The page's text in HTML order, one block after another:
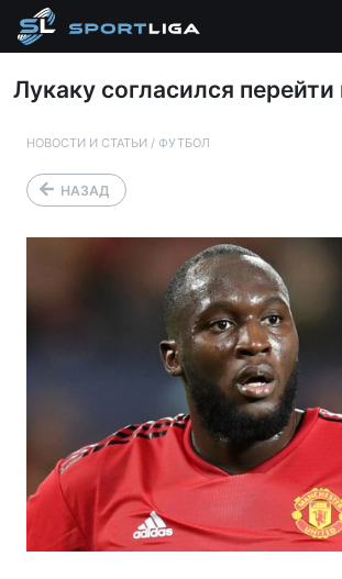
Лукаку согласился перейти
НОВОСТИ И СТАТЬИ / ФУТБОЛ
НАЗАД